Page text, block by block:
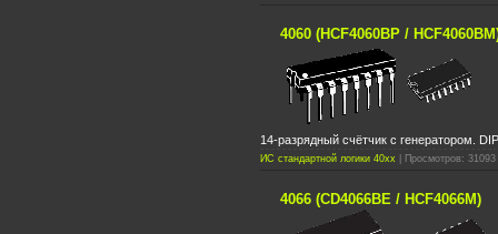
4060 (HCF4060BP /
14-разрядный счётчик с генератором.
ИС стандартной логики 40xx | Просмотров:
4066 (CD4066BE / HCF4066M)